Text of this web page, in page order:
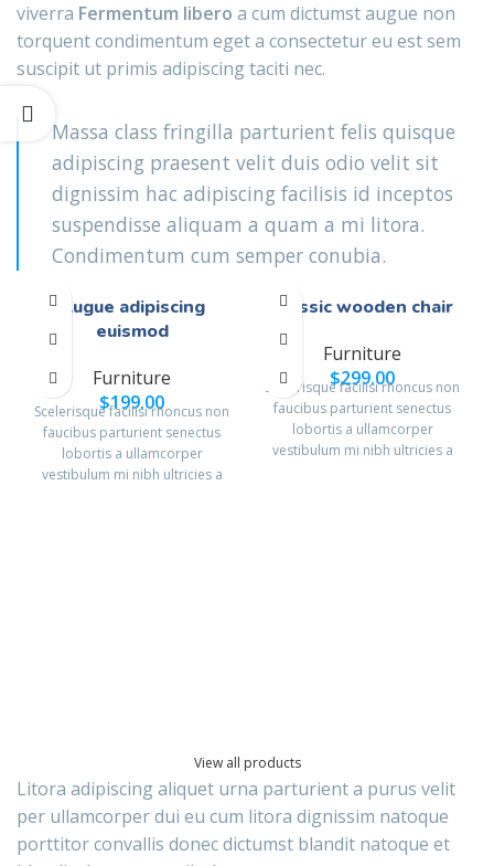
viverra Fermentum libero a cum dictumst augue non
torquent condimentum eget a consectetur eu est sem
suscipit ut primis adipiscing taciti nec.
Massa class fringilla parturient felis quisque
adipiscing praesent velit duis odio velit sit
dignissim hac adipiscing facilisis id inceptos
suspendisse aliquam a quam a mi litora.
Condimentum cum semper conubia.
Augue adipiscing
euismod
Furniture
$199.00
Scelerisque facilisi rhoncus non
faucibus parturient senectus
lobortis a ullamcorper
vestibulum mi nibh ultricies a
Classic wooden chair
Furniture
$299.00
Scelerisque facilisi rhoncus non
faucibus parturient senectus
lobortis a ullamcorper
vestibulum mi nibh ultricies a
View all products
Litora adipiscing aliquet urna parturient a purus velit
per ullamcorper dui eu cum litora dignissim natoque
porttitor convallis donec dictumst blandit natoque et